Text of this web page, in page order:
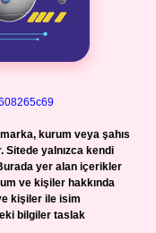
kurum veya şahıs
Sitede yalnızca kendi
Burada yer alan içerikler
ve kişiler hakkında
kişiler ile isim
bilgiler taslak